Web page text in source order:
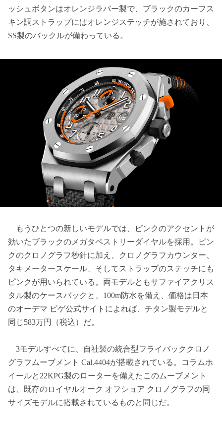
ッシュボタンはオレンジラバー製で、ブラックのカーフス
キン調ストラップにはオレンジステッチが施されており、
SS製のバックルが備わっている。
もうひとつの新しいモデルでは、ピンクのアクセントが
効いたブラックのメガタペストリーダイヤルを採用。ピン
クのクロノグラフ秒針に加え、クロノグラフカウンター、
タキメータースケール、そしてストラップのステッチにも
ピンクが用いられている。両モデルともサファイアクリス
タル製のケースバックと、100m防水を備え、価格は日本
のオーデマ ピゲ公式サイトによれば、チタン製モデルと
同じ583万円（税込）だ。
3モデルすべてに、自社製の統合型フライバッククロノ
グラフムーブメント Cal.4404が搭載されている。コラムホ
イールと22KPG製のローターを備えたこのムーブメント
は、既存のロイヤルオーク オフショア クロノグラフの同
サイズモデルに搭載されているものと同じだ。